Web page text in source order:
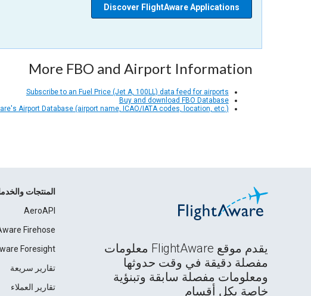
Discover FlightAware Applications
More FBO and Airport Information
Subscribe to an Fuel Price (Jet A, 100LL) data feed for airports
Buy and download FBO Database
Airport Database (airport name, ICAO/IATA codes, location, etc.)
يقدم موقع FlightAware معلومات
مفصلة دقيقة في وقت حدوثها
ومعلومات مفصلة سابقة وتبنؤية
خاصة بكل أقسام
المنتجات
AeroAPI
Firehose
Foresight
تقارير سريعة
تقارير العملاء